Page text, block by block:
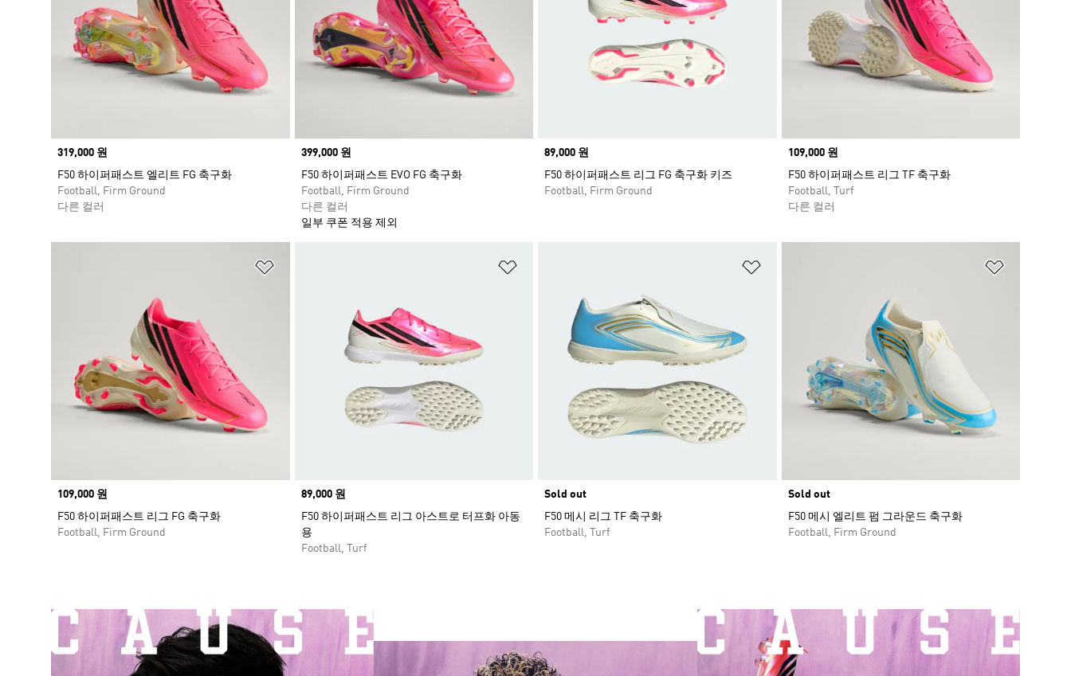
Price
319,000 원
F50 하이퍼패스트 엘리트 FG 축구화
Football, Firm Ground
다른 컬러
Price
399,000 원
F50 하이퍼패스트 EVO FG 축구화
Football, Firm Ground
다른 컬러
일부 쿠폰 적용 제외
Price
89,000 원
F50 하이퍼패스트 리그 FG 축구화 키즈
Football, Firm Ground
Price
109,000 원
F50 하이퍼패스트 리그 TF 축구화
Football, Turf
다른 컬러
Price
109,000 원
F50 하이퍼패스트 리그 FG 축구화
Football, Firm Ground
Price
89,000 원
F50 하이퍼패스트 리그 아스트로 터프화 아동
용
Football, Turf
Sold out
F50 메시 리그 TF 축구화
Football, Turf
Sold out
F50 메시 엘리트 펌 그라운드 축구화
Football, Firm Ground